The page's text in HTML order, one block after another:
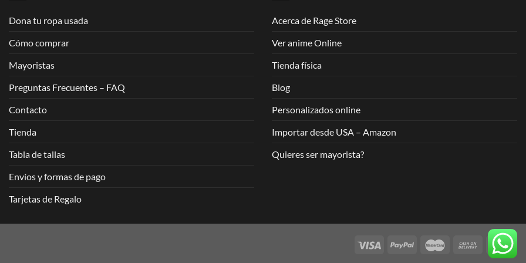
Dona tu ropa usada
Cómo comprar
Mayoristas
Preguntas Frecuentes – FAQ
Contacto
Tienda
Tabla de tallas
Envíos y formas de pago
Tarjetas de Regalo
Acerca de Rage Store
Ver anime Online
Tienda física
Blog
Personalizados online
Importar desde USA – Amazon
Quieres ser mayorista?